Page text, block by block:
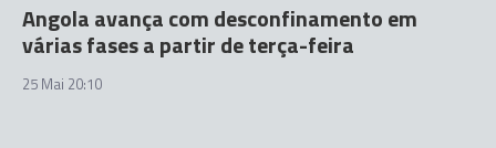
Angola avança com desconfinamento em
várias fases a partir de terça-feira
25 Mai 20:10